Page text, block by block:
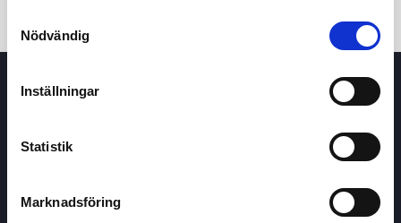
Nödvändig
Inställningar
Statistik
Marknadsföring